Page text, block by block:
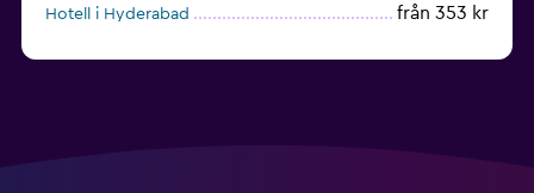
Hotell i Hyderabad från 353 kr